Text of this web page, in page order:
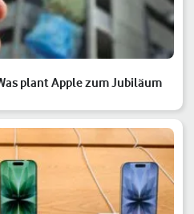
plant Apple zum Jubiläum